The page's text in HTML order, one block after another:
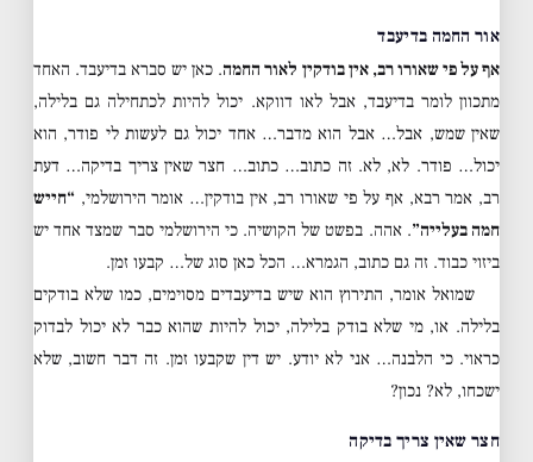
אור החמה בדיעבד
אף על פי שאורו רב, אין בודקין לאור החמה. כאן יש סברא בדיעבד. האחד
מתכוון לומר בדיעבד, אבל לאו דווקא. יכול להיות לכתחילה גם בלילה,
שאין שמש, אבל… אבל הוא מדבר… אחד יכול גם לעשות לי פודר, הוא
יכול… פודר. לא, לא. זה כתוב… כתוב… חצר שאין צריך בדיקה… דעת
רב, אמר רבא, אף על פי שאורו רב, אין בודקין… אומר הירושלמי, “חייש
חמה בעלייה”. אהה. בפשט של הקושיה. כי הירושלמי סבר שמצד אחד יש
ביזוי כבוד. זה גם כתוב, הגמרא… הכל כאן סוג של… קבעו זמן.
שמואל אומר, התירוץ הוא שיש בדיעבדים מסוימים, כמו שלא בודקים
בלילה. או, מי שלא בודק בלילה, יכול להיות שהוא כבר לא יכול לבדוק
כראוי. כי הלבנה… אני לא יודע. יש דין שקבעו זמן. זה דבר חשוב, שלא
ישכחו, לא? נכון?
חצר שאין צריך בדיקה